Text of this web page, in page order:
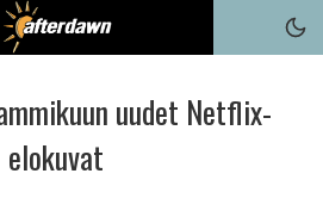
uudet Netflix-
elokuvat